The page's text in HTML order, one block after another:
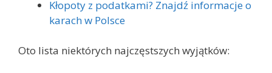
Kłopoty z podatkami? Znajdź informacje o
karach w Polsce
Oto lista niektórych najczęstszych wyjątków: